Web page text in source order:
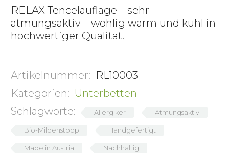
RELAX Tencelauflage – sehr
atmungsaktiv – wohlig warm und kühl in
hochwertiger Qualität.
Artikelnummer:
RL10003
Kategorien: Unterbetten
Schlagworte:
Allergiker Atmungsaktiv
Bio-Milbenstopp Handgefertigt
Made in Austria Nachhaltig